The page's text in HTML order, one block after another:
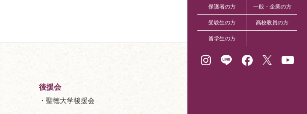
後援会
聖徳大学後援会
保護者の方 一般・企業の方
受験生の方 高校教員の方
留学生の方